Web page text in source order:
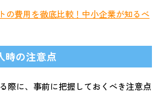
の費用を徹底比較！中小企業が知るべ
時の注意点
際に、事前に把握しておくべき注意点